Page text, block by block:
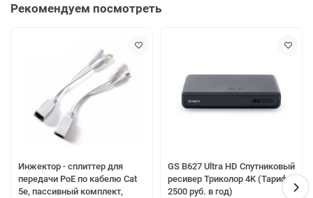
Рекомендуем посмотреть
Инжектор - сплиттер для
передачи PoE по кабелю Cat
5e, пассивный комплект,
GS B627 Ultra HD Спутниковый
ресивер Триколор 4K (Тариф
2500 руб. в год)